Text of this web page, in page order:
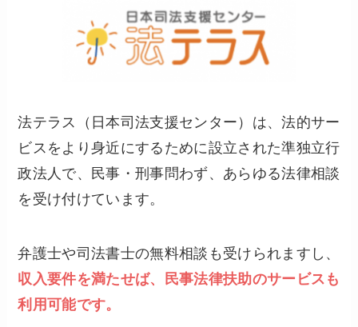
法テラス（日本司法支援センター）は、法的サー
ビスをより身近にするために設立された準独立行
政法人で、民事・刑事問わず、あらゆる法律相談
を受け付けています。
弁護士や司法書士の無料相談も受けられますし、
収入要件を満たせば、民事法律扶助のサービスも
利用可能です。